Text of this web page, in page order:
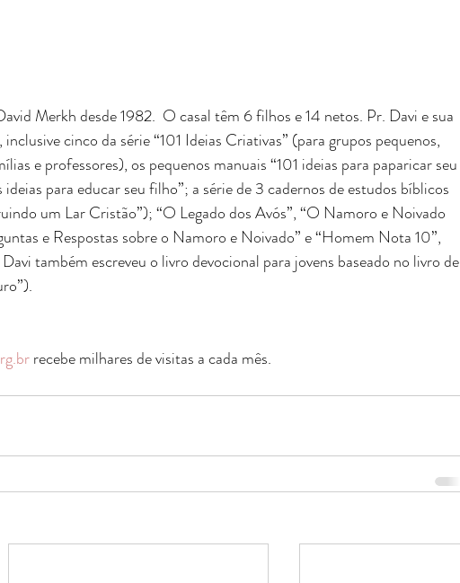
Merkh desde 1982.  O casal têm 6 filhos e 14 netos. Pr. Davi e sua
cinco da série “101 Ideias Criativas” (para grupos pequenos,
e professores), os pequenos manuais “101 ideias para paparicar seu
ideias para educar seu filho”; a série de 3 cadernos de estudos bíblicos
um Lar Cristão”); “O Legado dos Avós”, “O Namoro e Noivado
e Respostas sobre o Namoro e Noivado” e “Homem Nota 10”,
também escreveu o livro devocional para jovens baseado no livro de
recebe milhares de visitas a cada mês.